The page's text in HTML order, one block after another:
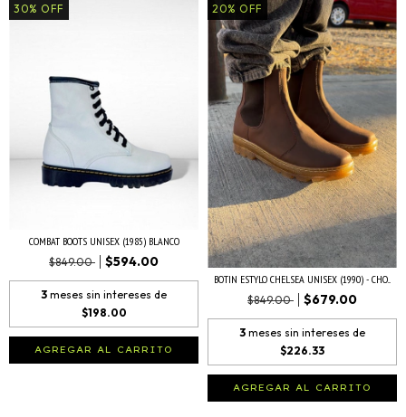
30% OFF
COMBAT BOOTS UNISEX (1985) BLANCO
$849.00
$594.00
3 meses sin intereses de
$198.00
AGREGAR AL CARRITO
20% OFF
BOTIN ESTYLO CHELSEA UNISEX (1990) - CHO...
$849.00
$679.00
3 meses sin intereses de
$226.33
AGREGAR AL CARRITO